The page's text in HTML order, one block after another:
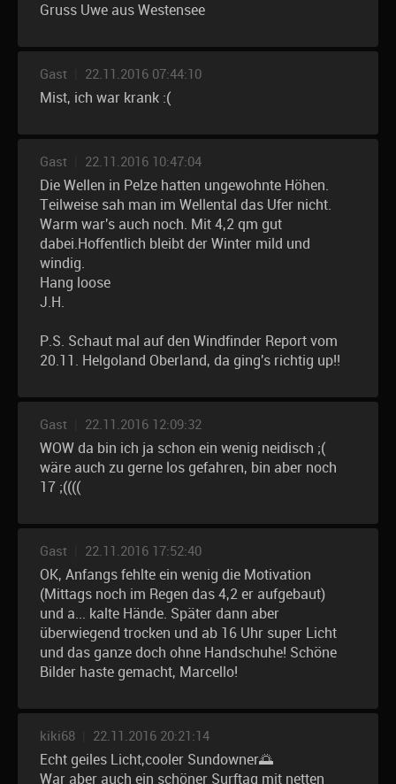
Gruss Uwe aus Westensee
Gast 22.11.2016 07:44:10
Mist, ich war krank :(
Gast 22.11.2016 10:47:04
Die Wellen in Pelze hatten ungewohnte Höhen.
Teilweise sah man im Wellental das Ufer nicht.
Warm war's auch noch. Mit 4,2 qm gut
dabei.Hoffentlich bleibt der Winter mild und
windig.
Hang loose
J.H.
P.S. Schaut mal auf den Windfinder Report vom
20.11. Helgoland Oberland, da ging's richtig up!!
Gast 22.11.2016 12:09:32
WOW da bin ich ja schon ein wenig neidisch ;(
wäre auch zu gerne los gefahren, bin aber noch
17 ;((((
Gast 22.11.2016 17:52:40
OK, Anfangs fehlte ein wenig die Motivation
(Mittags noch im Regen das 4,2 er aufgebaut)
und a... kalte Hände. Später dann aber
überwiegend trocken und ab 16 Uhr super Licht
und das ganze doch ohne Handschuhe! Schöne
Bilder haste gemacht, Marcello!
kiki68 22.11.2016 20:21:14
Echt geiles Licht,cooler Sundowner🌅
War aber auch ein schöner Surftag mit netten